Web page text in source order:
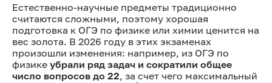
Естественно-научные предметы традиционно
считаются сложными, поэтому хорошая
подготовка к ОГЭ по физике или химии ценится на
вес золота. В 2026 году в этих экзаменах
произошли изменения: например, из ОГЭ по
физике убрали ряд задач и сократили общее
число вопросов до 22, за счет чего максимальный